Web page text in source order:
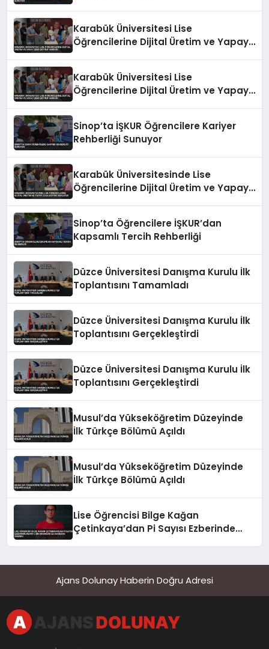
Karabük Üniversitesi Lise
Öğrencilerine Dijital Üretim ve Yapay
Karabük Üniversitesi Lise
Öğrencilerine Dijital Üretim ve Yapay
Sinop’ta İŞKUR Öğrencilere Kariyer
Rehberliği Sunuyor
Karabük Üniversitesinde Lise
Öğrencilerine Dijital Üretim ve Yapay
Sinop’ta Öğrencilere İŞKUR’dan
Kapsamlı Tercih Rehberliği
Düzce Üniversitesi Danışma Kurulu İlk
Toplantısını Tamamladı
Düzce Üniversitesi Danışma Kurulu İlk
Toplantısını Gerçekleştirdi
Düzce Üniversitesi Danışma Kurulu İlk
Toplantısını Gerçekleştirdi
Musul’da Yükseköğretim Düzeyinde
İlk Türkçe Bölümü Açıldı
Musul’da Yükseköğretim Düzeyinde
İlk Türkçe Bölümü Açıldı
Lise Öğrencisi Bilge Kağan
Çetinkaya’dan Pi Sayısı Ezberinde
Ajans Dolunay Haberin Doğru Adresi